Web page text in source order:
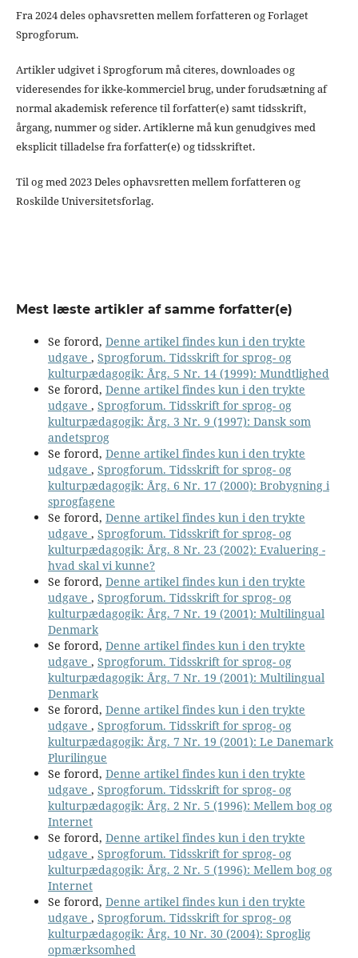
Fra 2024 deles ophavsretten mellem forfatteren og Forlaget
Sprogforum.
Artikler udgivet i Sprogforum må citeres, downloades og
videresendes for ikke-kommerciel brug, under forudsætning af
normal akademisk reference til forfatter(e) samt tidsskrift,
årgang, nummer og sider. Artiklerne må kun genudgives med
eksplicit tilladelse fra forfatter(e) og tidsskriftet.
Til og med 2023 Deles ophavsretten mellem forfatteren og
Roskilde Universitetsforlag.
Mest læste artikler af samme forfatter(e)
Se forord, Denne artikel findes kun i den trykte
udgave , Sprogforum. Tidsskrift for sprog- og
kulturpædagogik: Årg. 5 Nr. 14 (1999): Mundtlighed
Se forord, Denne artikel findes kun i den trykte
udgave , Sprogforum. Tidsskrift for sprog- og
kulturpædagogik: Årg. 3 Nr. 9 (1997): Dansk som
andetsprog
Se forord, Denne artikel findes kun i den trykte
udgave , Sprogforum. Tidsskrift for sprog- og
kulturpædagogik: Årg. 6 Nr. 17 (2000): Brobygning i
sprogfagene
Se forord, Denne artikel findes kun i den trykte
udgave , Sprogforum. Tidsskrift for sprog- og
kulturpædagogik: Årg. 8 Nr. 23 (2002): Evaluering -
hvad skal vi kunne?
Se forord, Denne artikel findes kun i den trykte
udgave , Sprogforum. Tidsskrift for sprog- og
kulturpædagogik: Årg. 7 Nr. 19 (2001): Multilingual
Denmark
Se forord, Denne artikel findes kun i den trykte
udgave , Sprogforum. Tidsskrift for sprog- og
kulturpædagogik: Årg. 7 Nr. 19 (2001): Multilingual
Denmark
Se forord, Denne artikel findes kun i den trykte
udgave , Sprogforum. Tidsskrift for sprog- og
kulturpædagogik: Årg. 7 Nr. 19 (2001): Le Danemark
Plurilingue
Se forord, Denne artikel findes kun i den trykte
udgave , Sprogforum. Tidsskrift for sprog- og
kulturpædagogik: Årg. 2 Nr. 5 (1996): Mellem bog og
Internet
Se forord, Denne artikel findes kun i den trykte
udgave , Sprogforum. Tidsskrift for sprog- og
kulturpædagogik: Årg. 2 Nr. 5 (1996): Mellem bog og
Internet
Se forord, Denne artikel findes kun i den trykte
udgave , Sprogforum. Tidsskrift for sprog- og
kulturpædagogik: Årg. 10 Nr. 30 (2004): Sproglig
opmærksomhed